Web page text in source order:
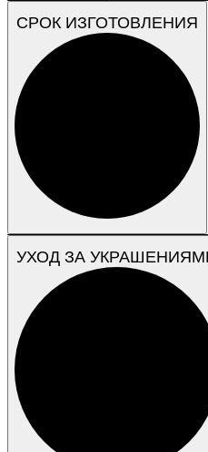
СРОК ИЗГОТОВЛЕНИЯ
УХОД ЗА